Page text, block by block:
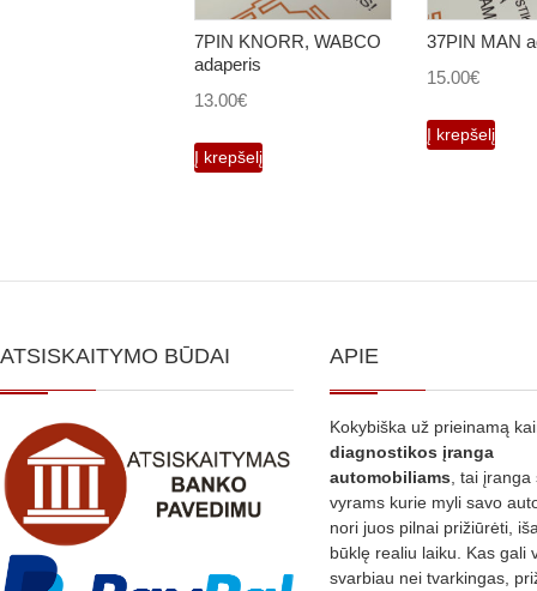
7PIN KNORR, WABCO
adaperis
13.00€
Į krepšelį
37PIN MAN
15.00€
Į krepšelį
ATSISKAITYMO BŪDAI APIE
Kokybiška už prieinamą
diagnostikos įranga
automobiliams , tai
vyrams kurie myli savo
nori juos pilnai prižiūrėti,
būklę realiu laiku. Kas gali
svarbiau nei tvarkingas,